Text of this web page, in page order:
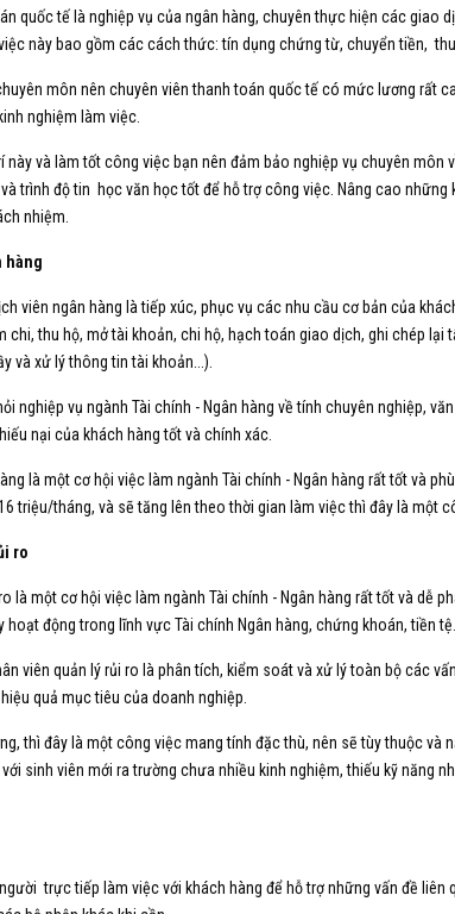
quốc tế là nghiệp vụ của ngân hàng, chuyên thực hiện các giao
này bao gồm các cách thức: tín dụng chứng từ, chuyển tiền,
môn nên chuyên viên thanh toán quốc tế có mức lương rất
nghiệm làm việc.
và làm tốt công việc bạn nên đảm bảo nghiệp vụ chuyên môn
trình độ tin học văn học tốt để hỗ trợ công việc. Nâng cao
nhiệm.
hàng
viên ngân hàng là tiếp xúc, phục vụ các nhu cầu cơ bản của
chi, thu hộ, mở tài khoản, chi hộ, hạch toán giao dịch, ghi chép lại
và xử lý thông tin tài khoản...).
nghiệp vụ ngành Tài chính - Ngân hàng về tính chuyên nghiệp,
nại của khách hàng tốt và chính xác.
là một cơ hội việc làm ngành Tài chính - Ngân hàng rất tốt và
triệu/tháng, và sẽ tăng lên theo thời gian làm việc thì đây là một
ro
là một cơ hội việc làm ngành Tài chính - Ngân hàng rất tốt và dễ
động trong lĩnh vực Tài chính Ngân hàng, chứng khoán, tiền
viên quản lý rủi ro là phân tích, kiểm soát và xử lý toàn bộ các
quả mục tiêu của doanh nghiệp.
thì đây là một công việc mang tính đặc thù, nên sẽ tùy thuộc và
sinh viên mới ra trường chưa nhiều kinh nghiệm, thiếu kỹ năng
trực tiếp làm việc với khách hàng để hỗ trợ những vấn đề liên